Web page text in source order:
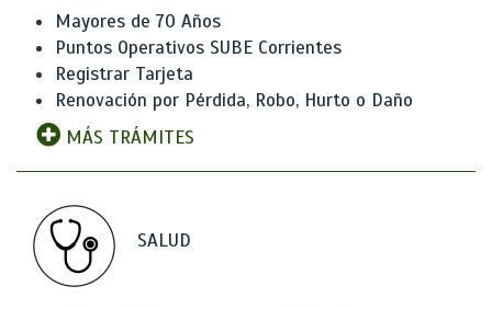
Mayores de 70 Años
Puntos Operativos SUBE Corrientes
Registrar Tarjeta
Renovación por Pérdida, Robo, Hurto o Daño
MÁS TRÁMITES
SALUD